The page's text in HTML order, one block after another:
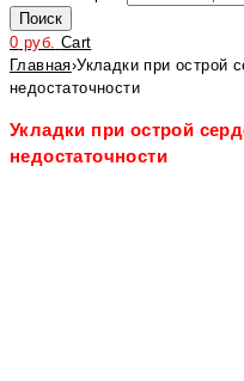
Поиск
0 руб. Cart
Главная›Укладки при острой
недостаточности
Укладки при острой
недостаточности